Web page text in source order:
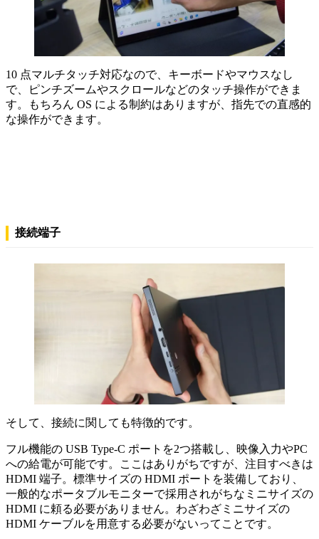
10 点マルチタッチ対応なので、キーボードやマウスなし
で、ピンチズームやスクロールなどのタッチ操作ができま
す。もちろん OS による制約はありますが、指先での直感的
な操作ができます。
接続端子
そして、接続に関しても特徴的です。
フル機能の USB Type-C ポートを2つ搭載し、映像入力やPC
への給電が可能です。ここはありがちですが、注目すべきは
HDMI 端子。標準サイズの HDMI ポートを装備しており、
一般的なポータブルモニターで採用されがちなミニサイズの
HDMI に頼る必要がありません。わざわざミニサイズの
HDMI ケーブルを用意する必要がないってことです。